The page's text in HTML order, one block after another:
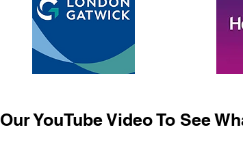
YouTube Video To See